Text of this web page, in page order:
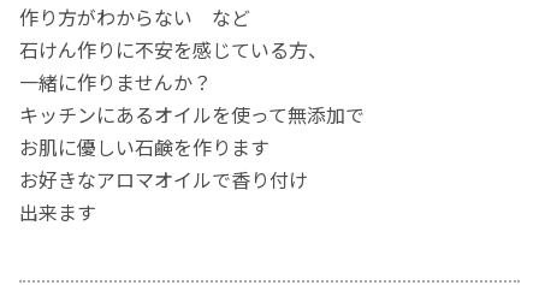
作り方がわからない など
石けん作りに不安を感じている方、
一緒に作りませんか？
キッチンにあるオイルを使って無添加で
お肌に優しい石鹸を作ります
お好きなアロマオイルで香り付け
出来ます